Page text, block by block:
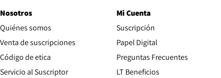
Nosotros
Quiénes somos
Venta de suscripciones
Código de etica Opens in new window
Servicio al Suscriptor
Mi Cuenta
Suscripción
Papel DigitalOpens in new
Preguntas Frecuentes
LT Beneficios